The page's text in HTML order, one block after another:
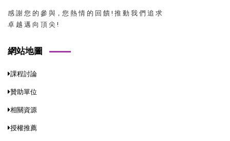
感 謝 您 的 參 與，您 熱 情 的 回 饋 ! 推 動 我 們 追 求
卓 越 邁 向 頂 尖 !
網站地圖
課程討論
贊助單位
相關資源
授權推薦